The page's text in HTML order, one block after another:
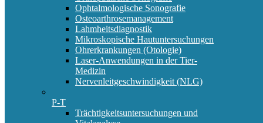
Ophtalmologische Sonografie
Osteoarthrosemanagement
Lahmheitsdiagnostik
Mikroskopische Hautuntersuchungen
Ohrerkrankungen (Otologie)
Laser-Anwendungen in der Tier-
Medizin
Nervenleitgeschwindigkeit (NLG)
P-T
Trächtigkeitsuntersuchungen und